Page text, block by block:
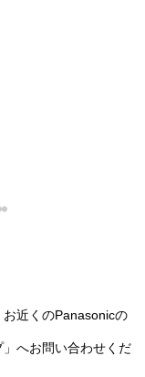
交換（補
近くのPanasonicの
」へお問い合わせくだ